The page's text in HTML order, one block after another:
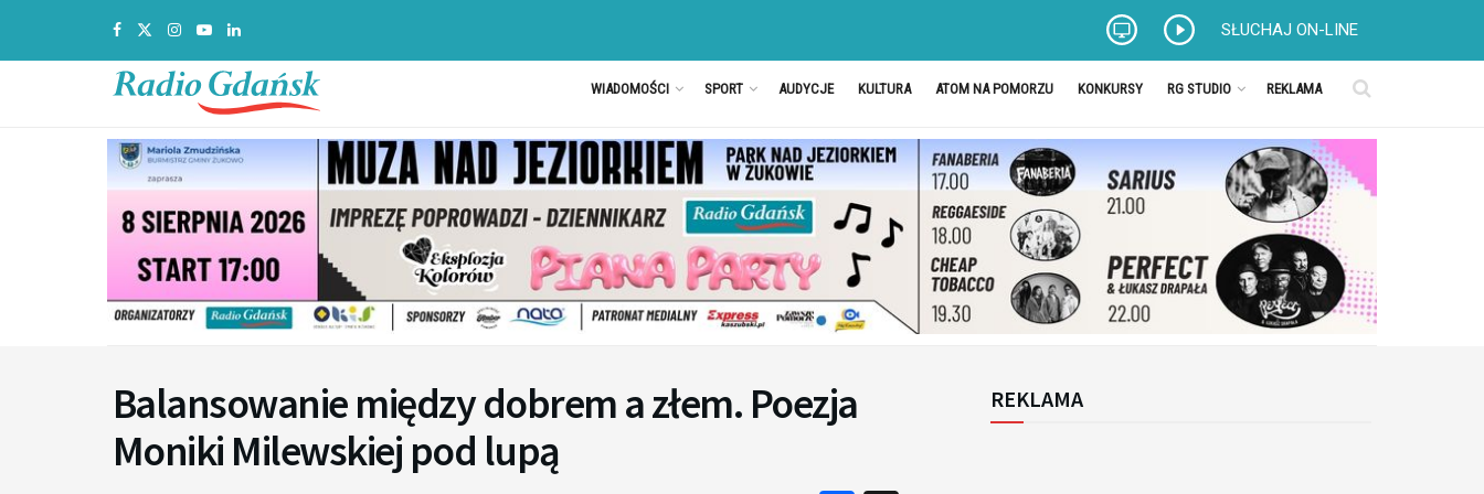
SŁUCHAJ ON-LINE
WIADOMOŚCI SPORT AUDYCJE KULTURA ATOM NA POMORZU KONKURSY RG STUDIO REKLAMA
Balansowanie między dobrem a złem. Poezja
Moniki Milewskiej pod lupą
REKLAMA